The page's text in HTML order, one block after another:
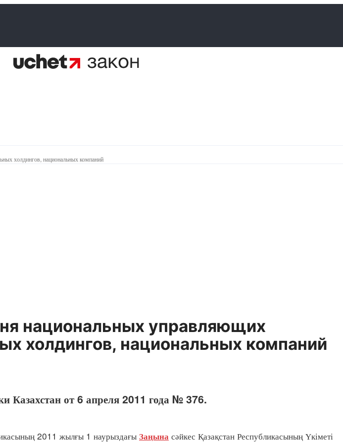
холдингов, национальных компаний
национальных управляющих
холдингов, национальных компаний
Казахстан от 6 апреля 2011 года № 376.
2011 жылғы 1 наурыздағы Заңына сәйкес Қазақстан Республикасының Үкіметі